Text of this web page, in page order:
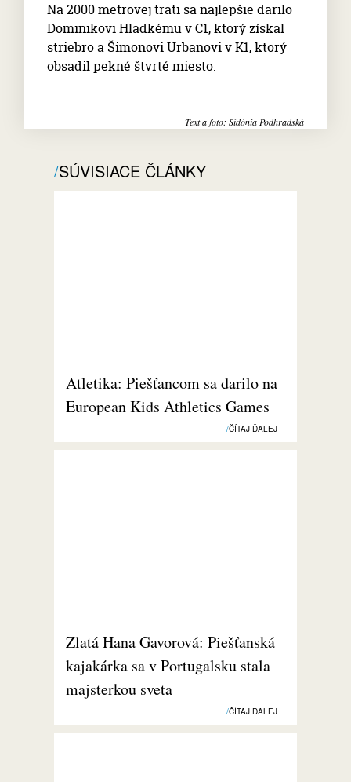
Na 2000 metrovej trati sa najlepšie darilo
Dominikovi Hladkému v C1, ktorý získal
striebro a Šimonovi Urbanovi v K1, ktorý
obsadil pekné štvrté miesto.
Text a foto: Sídónia Podhradská
SÚVISIACE ČLÁNKY
Atletika: Piešťancom sa darilo na
European Kids Athletics Games
ČÍTAJ ĎALEJ
Zlatá Hana Gavorová: Piešťanská
kajakárka sa v Portugalsku stala
majsterkou sveta
ČÍTAJ ĎALEJ